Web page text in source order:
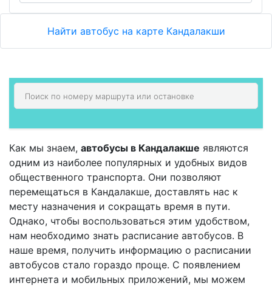
Найти автобус на карте Кандалакши
Как мы знаем, автобусы в Кандалакше являются
одним из наиболее популярных и удобных видов
общественного транспорта. Они позволяют
перемещаться в Кандалакше, доставлять нас к
месту назначения и сокращать время в пути.
Однако, чтобы воспользоваться этим удобством,
нам необходимо знать расписание автобусов. В
наше время, получить информацию о расписании
автобусов стало гораздо проще. С появлением
интернета и мобильных приложений, мы можем